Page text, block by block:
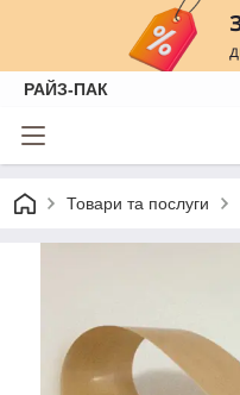
РАЙЗ-ПАК
Товари та послуги